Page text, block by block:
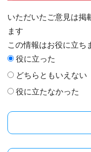
いただいたご意見は掲
ます
この情報はお役に立ち
役に立った
どちらともいえない
役に立たなかった